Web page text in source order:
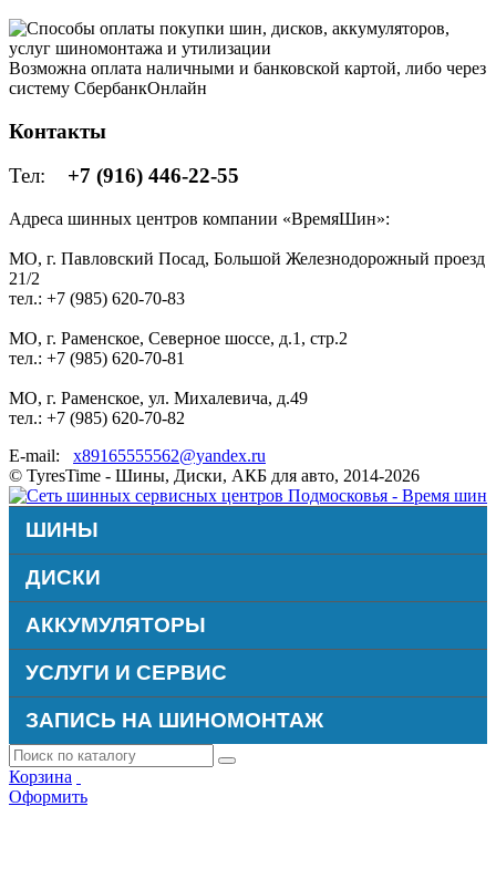
Возможна оплата наличными и банковской картой, либо через
систему СбербанкОнлайн
Контакты
Тел: +7 (916) 446-22-55
Адреса шинных центров компании «ВремяШин»:
МО, г. Павловский Посад, Большой Железнодорожный проезд
21/2
тел.: +7 (985) 620-70-83
МО, г. Раменское, Северное шоссе, д.1, стр.2
тел.: +7 (985) 620-70-81
МО, г. Раменское, ул. Михалевича, д.49
тел.: +7 (985) 620-70-82
E-mail: x89165555562@yandex.ru
© TyresTime - Шины, Диски, АКБ для авто, 2014-2026
ШИНЫ
ДИСКИ
АККУМУЛЯТОРЫ
УСЛУГИ И СЕРВИС
ЗАПИСЬ НА ШИНОМОНТАЖ
Корзина
Оформить